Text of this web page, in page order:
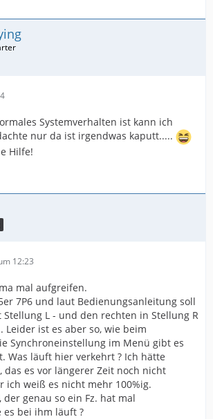
Systemverhalten ist kann ich
nur da ist irgendwas kaputt.....
Hilfe!
12:23
mal aufgreifen.
7P6 und laut Bedienungsanleitung soll
L - und den rechten in Stellung R
Leider ist es aber so, wie beim
Synchroneinstellung im Menü gibt es
Was läuft hier verkehrt ? Ich hätte
das es vor längerer Zeit noch nicht
ich weiß es nicht mehr 100%ig.
der genau so ein Fz. hat mal
bei ihm läuft ?